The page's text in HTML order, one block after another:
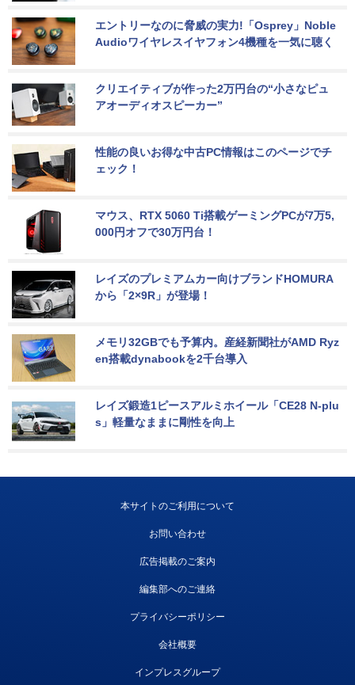
エントリーなのに脅威の実力!「Osprey」Noble
Audioワイヤレスイヤフォン4機種を一気に聴く
クリエイティブが作った2万円台の“小さなピュ
アオーディオスピーカー”
性能の良いお得な中古PC情報はこのページでチ
ェック！
マウス、RTX 5060 Ti搭載ゲーミングPCが7万5,
000円オフで30万円台！
レイズのプレミアムカー向けブランドHOMURA
から「2×9R」が登場！
メモリ32GBでも予算内。産経新聞社がAMD Ryz
en搭載dynabookを2千台導入
レイズ鍛造1ピースアルミホイール「CE28 N-plu
s」軽量なままに剛性を向上
本サイトのご利用について
お問い合わせ
広告掲載のご案内
編集部へのご連絡
プライバシーポリシー
会社概要
インプレスグループ